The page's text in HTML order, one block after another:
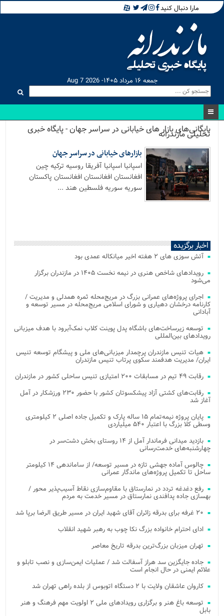
مارا دنبال کنید
جمعه ۱۶ مرداد ۱۴۰۵- Aug 7 2026
بایگانی‌های بازار های خیابانی در سراسر جهان - پایگاه خبری
تحلیلی مازندرانه
بازارهای خیابانی در سراسر جهان
اسپانیا اسپانیا آفریقا روسیه ترکیه چین
افغانستان افغانستان افغانستان پاکستان
سوریه سوریه فلسطین هند ...
اخبار برگزیده
آتش‌ سوزی‌ های ۲ هفته اخیر میانکاله عمدی بود
رویدادهای شاخص هنری در نیمه نخست ۱۴۰۵ در مازندران برگزار
می‌شود
اجرای پروژه‌های عمرانی بزرگ در مریج‌محله ثمره همدلی و مدیریت /
کارنامه درخشان دهیاری و شورای اسلامی مریج‌محله در مسیر توسعه و
آبادانی
توسعه زیرساخت‌های باشگاه پدل پوینت کلاب نمک‌آبرود با هدف میزبانی
رویدادهای بین‌المللی
هیات تنیس مازندران پرچمدار میزبانی‌های ملی و پیشگام توسعه تنیس
ایران/ مدیریت هدفمند سکوی پرتاب تنیس مازندران
رقابت ۴۹ تیم در مسابقات ۲۰۰ امتیازی تنیس ساحلی کشور در مازندران
رقابت‌های کشتی آزاد پیشکسوتان کشور با حضور ۲۳۰ ورزشکار در آمل
آغاز شد
پایان پروژه نیمه‌تمام ۱۵ ساله پارک و تکمیل جاده اصلی ۲ کیلومتری
وسطی کلا بزرگ با اعتبار ۵۴۰ میلیاردی
بازدید میدانی فرماندار آمل از ۱۴ روستای بخش دشت‌سر در
چهارشنبه‌های خدمت‌رسانی
چالوس آماده جهشی تازه در مسیر توسعه/ از ساماندهی ۱۴ کیلومتر
ساحل تا تکمیل پروژه‌های ماندگار عمرانی
رفع دغدغه تردد در نمارستاق با مقاوم‌سازی نقاط آسیب‌پذیر محور /
بهسازی جاده پدافندی نمارستاق در مسیر خدمت به مردم
۲۰ غرفه برای بدرقه زائران آقای شهید ایران در مسیر طریق الرضا برپا شد
ادای احترام خانواده بزرگ نکا چوب به رهبر شهید انقلاب
تهران میزبان بزرگ‌ترین بدرقه تاریخ معاصر
جاده جایگزین سد هراز آسفالت شد / عملیات ایمن‌سازی و نصب تابلو و
علائم ایمنی در حال انجام است
کاروان عاشقان ولایت با ۲ دستگاه اتوبوس از بلده راهی تهران شد
توسعه باغ هنر و برگزاری رویدادهای ملی ۲ اولویت مهم فرهنگ و هنر
بابل